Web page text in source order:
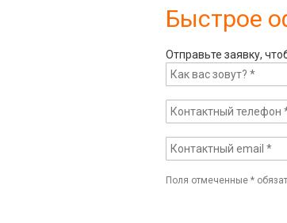
Быстрое
Отправьте заявку,
Поля отмеченные *